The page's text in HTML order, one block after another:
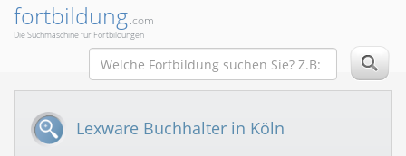
fortbildung.com
Die Suchmaschine für Fortbildungen
Lexware Buchhalter in Köln